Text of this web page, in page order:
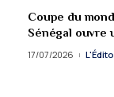
Coupe du
Sénégal ouvre
17/07/2026 L'Édito